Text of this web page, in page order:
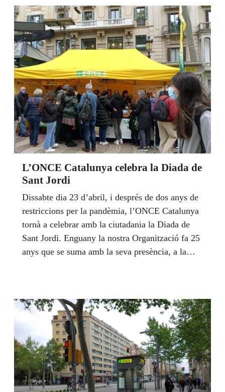
tarragonina amb encant mediterrani per tot el
territori.
L’ONCE Catalunya celebra la Diada de
Sant Jordi
Dissabte dia 23 d’abril, i després de dos anys de
restriccions per la pandèmia, l’ONCE Catalunya
tornà a celebrar amb la ciutadania la Diada de
Sant Jordi. Enguany la nostra Organització fa 25
anys que se suma amb la seva presència, a la
llibres. I la Biblioteca de l’ONCE Catalunya va
acollir una sessió de lectura en braille online i
presencial amb ‘Llibres i roses’, protagonistes de
novel·les i poemes.